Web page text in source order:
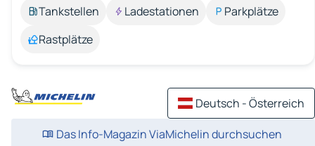
Tankstellen
Ladestationen
Parkplätze
Rastplätze
Deutsch - Österreich
Das Info-Magazin ViaMichelin durchsuchen